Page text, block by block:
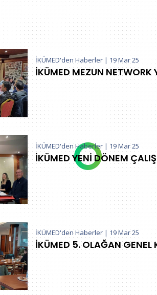
İKÜMED'den Haberler | 19 Mar 25
İKÜMED MEZUN NETWORK
İKÜMED'den Haberler | 19 Mar 25
İKÜMED YENİ DÖNEM
İKÜMED'den Haberler | 19 Mar 25
İKÜMED 5. OLAĞAN GENEL